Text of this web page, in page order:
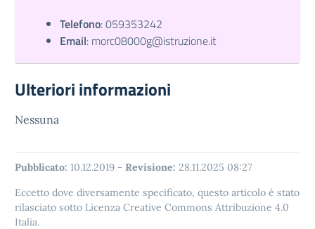
Telefono:059353242
Email: morc08000g@istruzione.it
Ulteriori informazioni
Nessuna
Pubblicato: 10.12.2019 - Revisione: 28.11.2025 08:27
Eccetto dove diversamente specificato, questo articolo è stato
rilasciato sotto Licenza Creative Commons Attribuzione 4.0
Italia.